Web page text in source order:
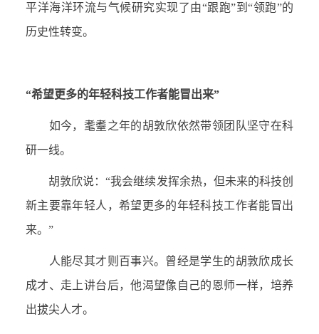
平洋海洋环流与气候研究实现了由“跟跑”到“领跑”的
历史性转变。
“希望更多的年轻科技工作者能冒出来”
如今，耄耋之年的胡敦欣依然带领团队坚守在科
研一线。
胡敦欣说：“我会继续发挥余热，但未来的科技创
新主要靠年轻人，希望更多的年轻科技工作者能冒出
来。”
人能尽其才则百事兴。曾经是学生的胡敦欣成长
成才、走上讲台后，他渴望像自己的恩师一样，培养
出拔尖人才。